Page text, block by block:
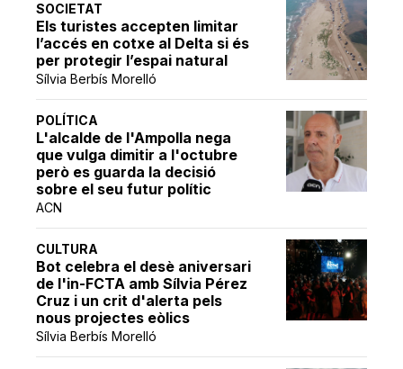
SOCIETAT
Els turistes accepten limitar
l’accés en cotxe al Delta si és
per protegir l’espai natural
Sílvia Berbís Morelló
POLÍTICA
L'alcalde de l'Ampolla nega
que vulga dimitir a l'octubre
però es guarda la decisió
sobre el seu futur polític
ACN
CULTURA
Bot celebra el desè aniversari
de l'in-FCTA amb Sílvia Pérez
Cruz i un crit d'alerta pels
nous projectes eòlics
Sílvia Berbís Morelló